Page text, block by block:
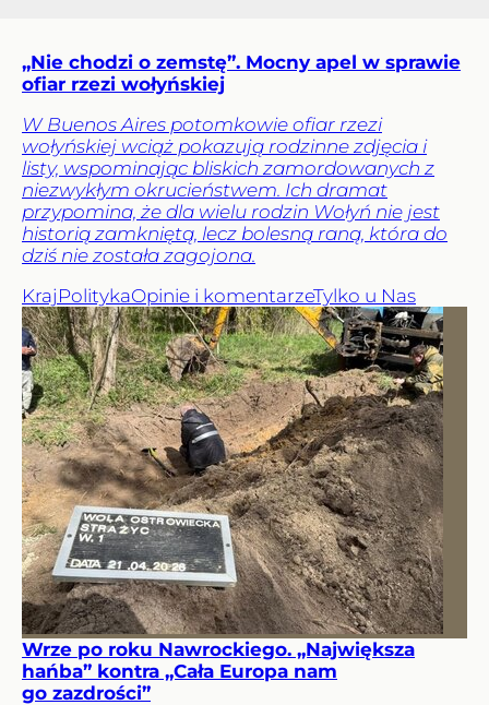
„Nie chodzi o zemstę”. Mocny apel w sprawie
ofiar rzezi wołyńskiej
W Buenos Aires potomkowie ofiar rzezi
wołyńskiej wciąż pokazują rodzinne zdjęcia i
listy, wspominając bliskich zamordowanych z
niezwykłym okrucieństwem. Ich dramat
przypomina, że dla wielu rodzin Wołyń nie jest
historią zamkniętą, lecz bolesną raną, która do
dziś nie została zagojona.
Kraj PolitykaOpinie i komentarzeTylko u Nas
Wrze po roku Nawrockiego. „Największa
hańba” kontra „Cała Europa nam
go zazdrości”